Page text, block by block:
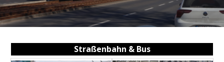
Straßenbahn & Bus